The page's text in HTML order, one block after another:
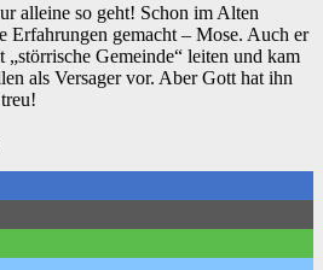
alleine so geht! Schon im Alten
Erfahrungen gemacht – Mose. Auch er
„störrische Gemeinde“ leiten und kam
als Versager vor. Aber Gott hat ihn